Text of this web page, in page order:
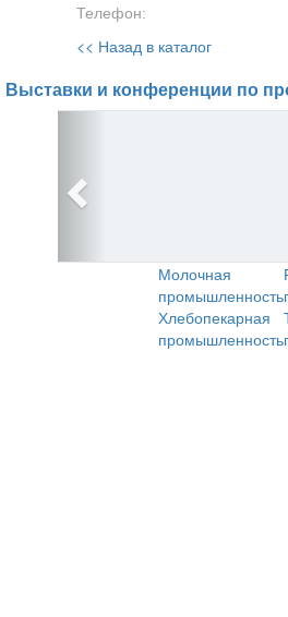
Телефон:
<< Назад в каталог
Выставки и конференции по
Молочная
промышленность
Хлебопекарная
промышленность